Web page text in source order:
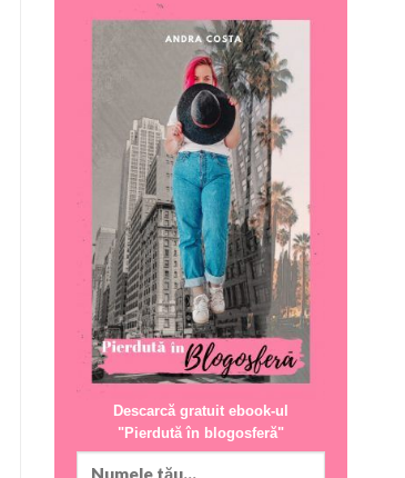
Descarcă gratuit ebook-ul
"Pierdută în blogosferă"